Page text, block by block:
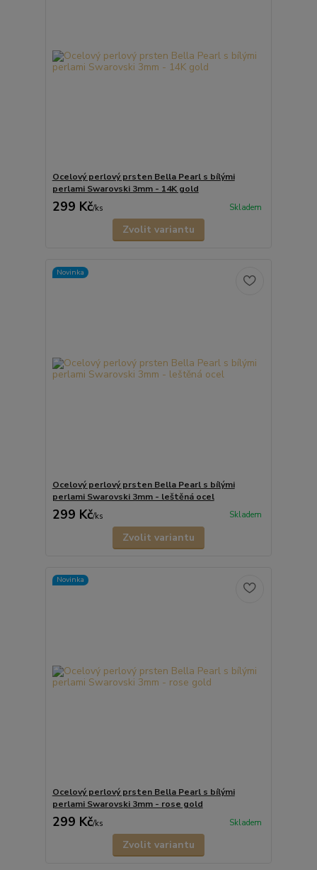
Ocelový perlový prsten Bella Pearl s bílými
perlami Swarovski 3mm - 14K gold
299 Kč/ks Skladem
Zvolit variantu
Novinka
Ocelový perlový prsten Bella Pearl s bílými
perlami Swarovski 3mm - leštěná ocel
299 Kč/ks Skladem
Zvolit variantu
Novinka
Ocelový perlový prsten Bella Pearl s bílými
perlami Swarovski 3mm - rose gold
299 Kč/ks Skladem
Zvolit variantu